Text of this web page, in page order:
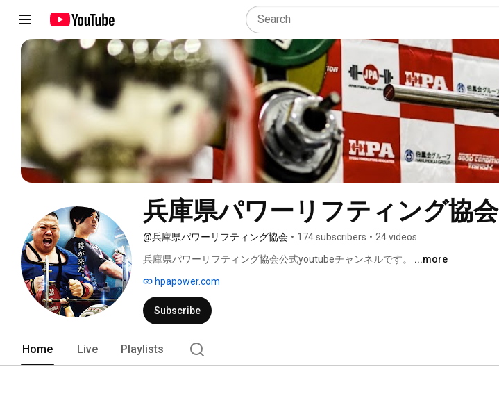
兵庫県パワーリフティング協会
@兵庫県パワーリフティング協会 • 174 subscribers • 24 videos
兵庫県パワーリフティング協会公式youtubeチャンネルです。 ...more
hpapower.com
Subscribe
Home Live Playlists